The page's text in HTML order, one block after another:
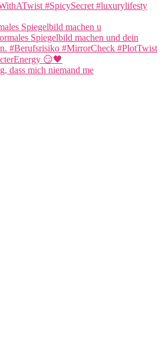
Spiegelbild machen u
dass mich niemand me